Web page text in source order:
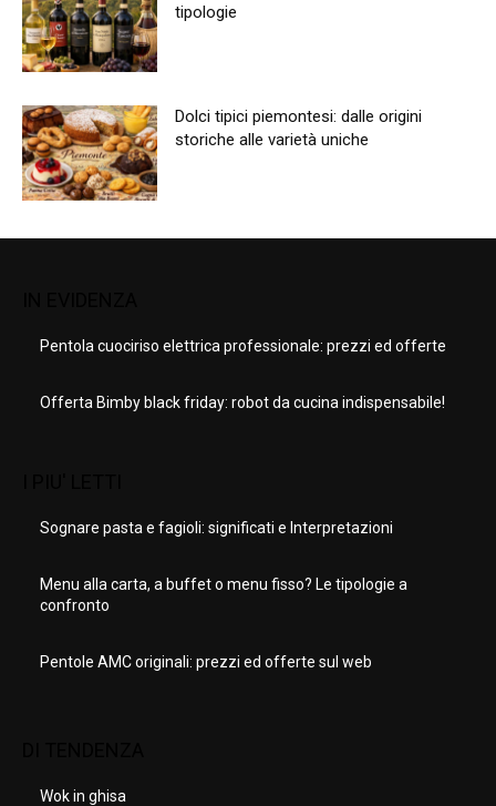
tipologie
Dolci tipici piemontesi: dalle origini
storiche alle varietà uniche
Pentola cuociriso elettrica professionale: prezzi ed offerte
Offerta Bimby black friday: robot da cucina indispensabile!
Sognare pasta e fagioli: significati e Interpretazioni
Menu alla carta, a buffet o menu fisso? Le tipologie a
confronto
Pentole AMC originali: prezzi ed offerte sul web
Wok in ghisa